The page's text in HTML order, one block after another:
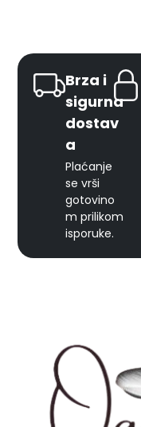
Brza i
sigurna
dostav
a
Plaćanje
se vrši
gotovino
m prilikom
isporuke.